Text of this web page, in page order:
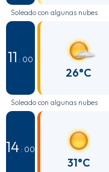
Soleado con algunas nubes
11 : 00
26°C
Soleado con algunas nubes
14 : 00
31°C